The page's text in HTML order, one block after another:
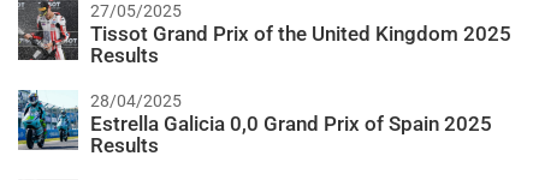
27/05/2025
Tissot Grand Prix of the United Kingdom 2025
Results
28/04/2025
Estrella Galicia 0,0 Grand Prix of Spain 2025
Results